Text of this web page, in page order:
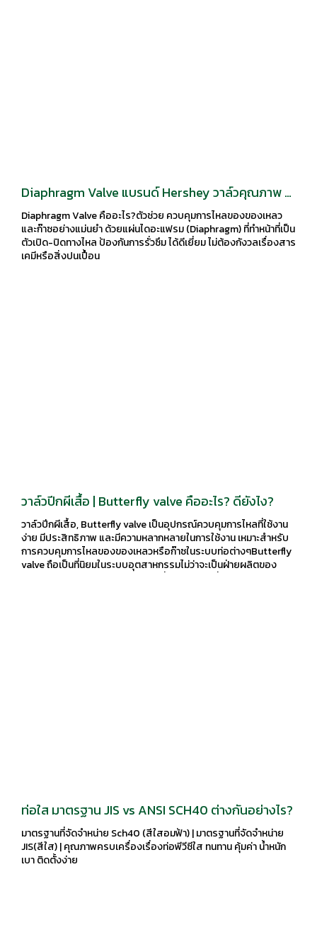
Diaphragm Valve แบรนด์ Hershey วาล์วคุณภาพ ที่
โรงงานไว้วางใจ!
Diaphragm Valve คืออะไร?ตัวช่วย ควบคุมการไหลของของเหลว
และก๊าซอย่างแม่นยำ ด้วยแผ่นไดอะแฟรม (Diaphragm) ที่ทำหน้าที่เป็น
ตัวเปิด-ปิดทางไหล ป้องกันการรั่วซึม ได้ดีเยี่ยม ไม่ต้องกังวลเรื่องสาร
เคมีหรือสิ่งปนเปื้อน
วาล์วปีกผีเสื้อ | Butterfly valve คืออะไร? ดียังไง?
วาล์วปีกผีเสื้อ, Butterfly valve เป็นอุปกรณ์ควบคุมการไหลที่ใช้งาน
ง่าย มีประสิทธิภาพ และมีความหลากหลายในการใช้งาน เหมาะสำหรับ
การควบคุมการไหลของของเหลวหรือก๊าซในระบบท่อต่างๆButterfly
valve ถือเป็นที่นิยมในระบบอุตสาหกรรมไม่ว่าจะเป็นฝ่ายผลิตของ
ท่อใส มาตรฐาน JIS vs ANSI SCH40 ต่างกันอย่างไร?
มาตรฐานที่จัดจำหน่าย Sch40 (สีใสอมฟ้า) | มาตรฐานที่จัดจำหน่าย
JIS(สีใส) | คุณภาพครบเครื่องเรื่องท่อพีวีซีใส ทนทาน คุ้มค่า น้ำหนัก
เบา ติดตั้งง่าย